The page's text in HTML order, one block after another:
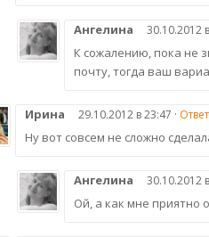
Ангелина 30.10.2012
К сожалению, пока не
почту, тогда ваш
Ирина 29.10.2012 в 23:47 ·
Ну вот совсем не сложно
Ангелина 30.10.2012
Ой, а как мне приятно